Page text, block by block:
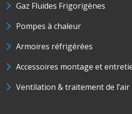
Gaz Fluides Frigorigènes
Pompes à chaleur
Armoires réfrigérées
Accessoires montage et
Ventilation & traitement de l’air